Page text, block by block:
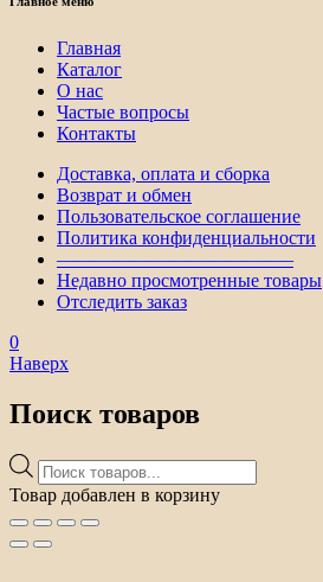
Главная
Каталог
О нас
Частые вопросы
Контакты
Доставка, оплата и сборка
Возврат и обмен
Пользовательское соглашение
Политика конфиденциальности
————————————–
Недавно просмотренные товары
Отследить заказ
0
Наверх
Поиск товаров
Поиск
товаров
Товар добавлен в корзину